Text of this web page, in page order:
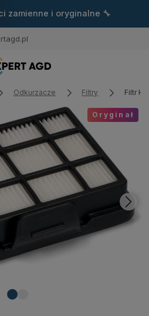
zamienne i oryginalne 🔧
Odkurzacze Filtry Filtr
Oryginał